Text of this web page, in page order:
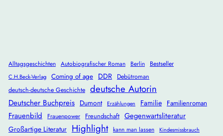
Alltagsgeschichten Autobiografischer Roman Berlin Bestseller
C.H.Beck-Verlag Coming of age DDR
Debütroman
deutsch-deutsche Geschichte deutsche Autorin
Deutscher Buchpreis Dumont Erzählungen Familie Familienroman
Frauenbild Frauenpower Freundschaft Gegenwartsliteratur
Großartige Literatur Highlight kann man lassen Kindesmissbrauch